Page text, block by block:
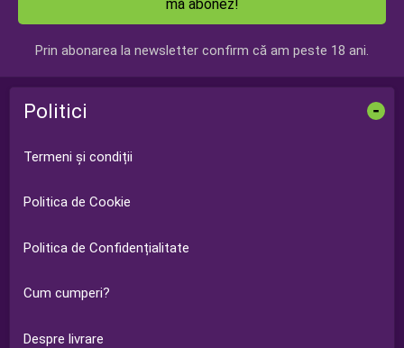
mă abonez!
Prin abonarea la newsletter confirm că am peste 18 ani.
Politici -
Termeni și condiții
Politica de Cookie
Politica de Confidențialitate
Cum cumperi?
Despre livrare